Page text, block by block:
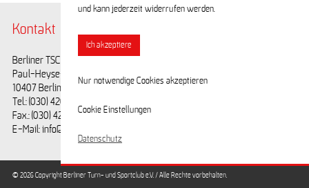
Kontakt
Berliner TSC e.V.
Paul-Heyse-Straße 25
10407 Berlin
Tel.: (030) 42028593
Fax.: (030) 42028594
E-Mail: info@berlinertsc.de
Youtube
© 2026 Copyright Berliner Turn- und Sportclub e.V. / Alle Rechte vorbehalten.
und kann jederzeit widerrufen werden.
Ich akzeptiere
Nur notwendige Cookies akzeptieren
Cookie Einstellungen
Datenschutz